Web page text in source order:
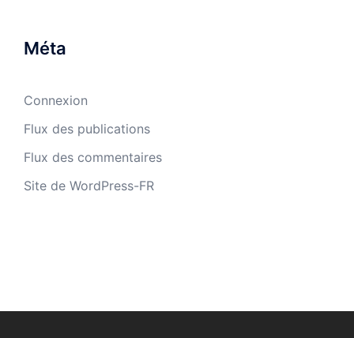
Méta
Connexion
Flux des publications
Flux des commentaires
Site de WordPress-FR